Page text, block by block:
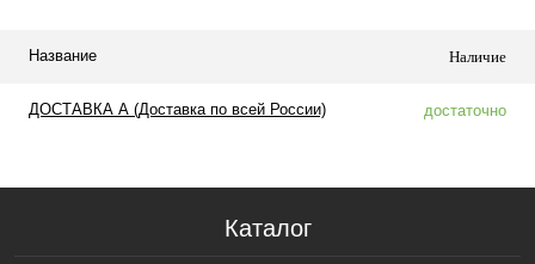
Название Наличие
ДОСТАВКА А (Доставка по всей России) достаточно
Каталог